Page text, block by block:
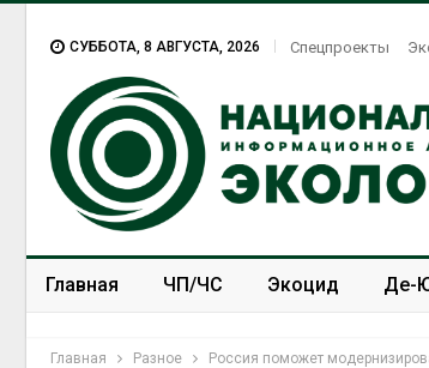
СУББОТА, 8 АВГУСТА, 2026 Спецпроекты
Главная ЧП/ЧС Экоцид Де-
Главная Разное Россия поможет